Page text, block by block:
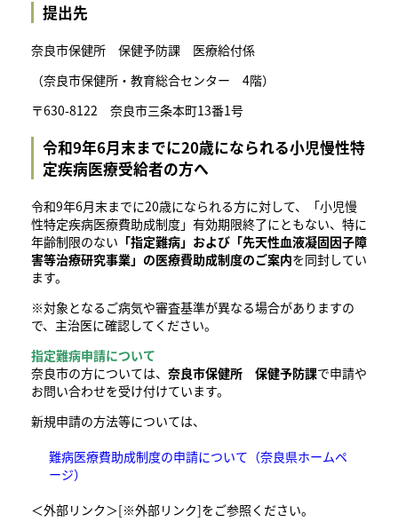
提出先
奈良市保健所 保健予防課 医療給付係
（奈良市保健所・教育総合センター 4階）
〒630-8122 奈良市三条本町13番1号
令和9年6月末までに20歳になられる小児慢性特
定疾病医療受給者の方へ
令和9年6月末までに20歳になられる方に対して、「小児慢
性特定疾病医療費助成制度」有効期限終了にともない、特に
年齢制限のない​ 「指定難病」および「先天性血液凝固因子障
害等治療研究事業」の医療費助成制度のご案内を同封してい
ます。
※対象となるご病気や審査基準が異なる場合がありますの
で、主治医に確認してください。
指定難病申請について
奈良市の方については、 奈良市保健所 保健予防課で申請や
お問い合わせを受け付けています。
新規申請の方法等については、
難病医療費助成制度の申請について（奈良県ホームペ
ージ）
＜外部リンク＞[※外部リンク]をご参照ください。